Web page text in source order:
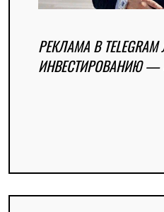
РЕКЛАМА В
ИНВЕСТИРОВАНИЮ —